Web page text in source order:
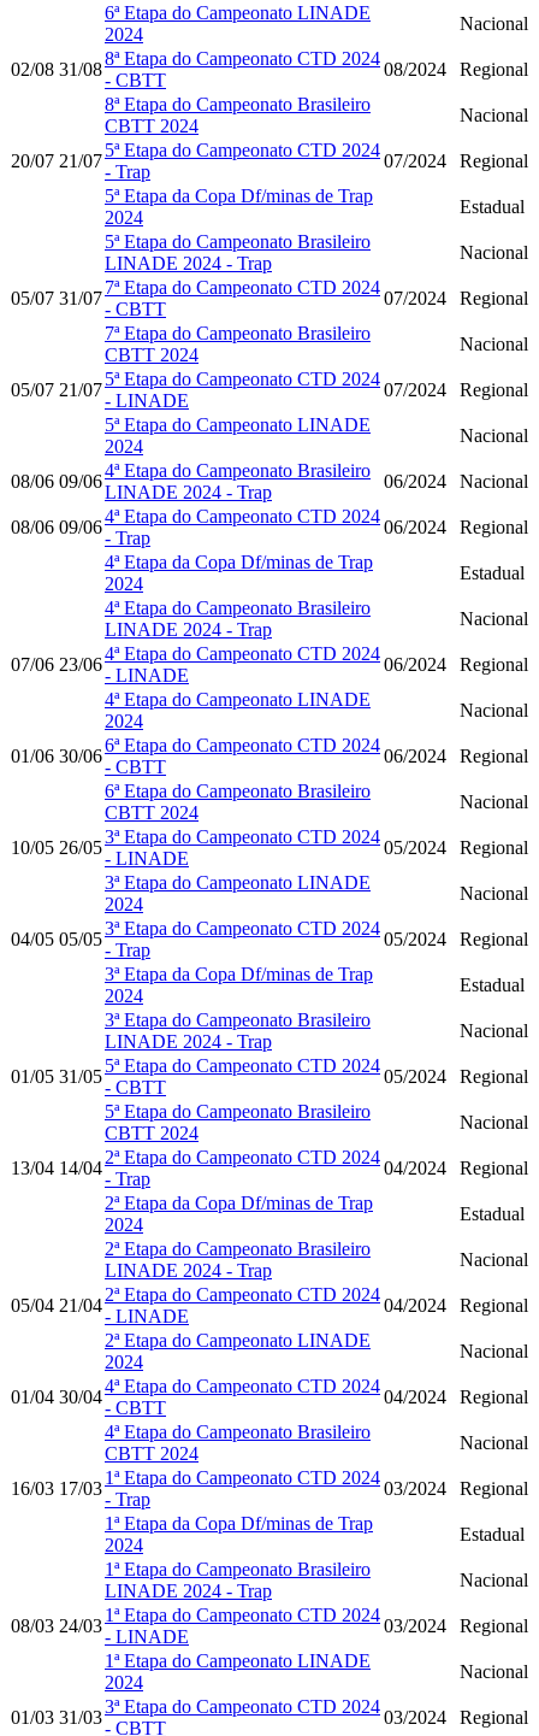
6ª Etapa do Campeonato LINADE
2024
Nacional
02/08 31/08
8ª Etapa do Campeonato CTD 2024
- CBTT
08/2024
Regional
8ª Etapa do Campeonato Brasileiro
CBTT 2024
Nacional
20/07 21/07
5ª Etapa do Campeonato CTD 2024
- Trap
07/2024
Regional
5ª Etapa da Copa Df/minas de Trap
2024
Estadual
5ª Etapa do Campeonato Brasileiro
LINADE 2024 - Trap
Nacional
05/07 31/07
7ª Etapa do Campeonato CTD 2024
- CBTT
07/2024
Regional
7ª Etapa do Campeonato Brasileiro
CBTT 2024
Nacional
05/07 21/07
5ª Etapa do Campeonato CTD 2024
- LINADE
07/2024
Regional
5ª Etapa do Campeonato LINADE
2024
Nacional
08/06 09/06
4ª Etapa do Campeonato Brasileiro
LINADE 2024 - Trap
06/2024 Nacional
08/06 09/06
4ª Etapa do Campeonato CTD 2024
- Trap
06/2024
Regional
4ª Etapa da Copa Df/minas de Trap
2024
Estadual
4ª Etapa do Campeonato Brasileiro
LINADE 2024 - Trap
Nacional
07/06 23/06
4ª Etapa do Campeonato CTD 2024
- LINADE
06/2024
Regional
4ª Etapa do Campeonato LINADE
2024
Nacional
01/06 30/06
6ª Etapa do Campeonato CTD 2024
- CBTT
06/2024
Regional
6ª Etapa do Campeonato Brasileiro
CBTT 2024
Nacional
10/05 26/05
3ª Etapa do Campeonato CTD 2024
- LINADE
05/2024
Regional
3ª Etapa do Campeonato LINADE
2024
Nacional
04/05 05/05
3ª Etapa do Campeonato CTD 2024
- Trap
05/2024
Regional
3ª Etapa da Copa Df/minas de Trap
2024
Estadual
3ª Etapa do Campeonato Brasileiro
LINADE 2024 - Trap
Nacional
01/05 31/05
5ª Etapa do Campeonato CTD 2024
- CBTT
05/2024
Regional
5ª Etapa do Campeonato Brasileiro
CBTT 2024
Nacional
13/04 14/04
2ª Etapa do Campeonato CTD 2024
- Trap
04/2024
Regional
2ª Etapa da Copa Df/minas de Trap
2024
Estadual
2ª Etapa do Campeonato Brasileiro
LINADE 2024 - Trap
Nacional
05/04 21/04
2ª Etapa do Campeonato CTD 2024
- LINADE
04/2024
Regional
2ª Etapa do Campeonato LINADE
2024
Nacional
01/04 30/04
4ª Etapa do Campeonato CTD 2024
- CBTT
04/2024
Regional
4ª Etapa do Campeonato Brasileiro
CBTT 2024
Nacional
16/03 17/03
1ª Etapa do Campeonato CTD 2024
- Trap
03/2024
Regional
1ª Etapa da Copa Df/minas de Trap
2024
Estadual
1ª Etapa do Campeonato Brasileiro
LINADE 2024 - Trap
Nacional
08/03 24/03
1ª Etapa do Campeonato CTD 2024
- LINADE
03/2024
Regional
1ª Etapa do Campeonato LINADE
2024
Nacional
01/03 31/03
3ª Etapa do Campeonato CTD 2024
- CBTT
03/2024
Regional